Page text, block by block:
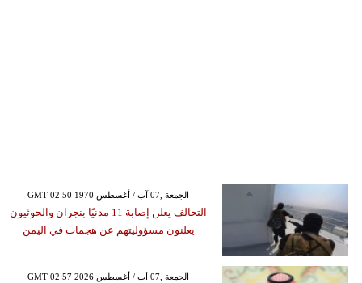
GMT 02:50 1970 الجمعة ,07 آب / أغسطس
التحالف يعلن إصابة 11 مدنيًا بنجران والحوثيون
يعلنون مسؤوليتهم عن هجمات في اليمن
GMT 02:57 2026 الجمعة ,07 آب / أغسطس